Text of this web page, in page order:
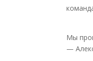
Мы
—